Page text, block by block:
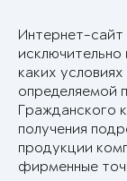
Интернет-
каких
определяемой
Гражданского
получения
продукции
фирменные